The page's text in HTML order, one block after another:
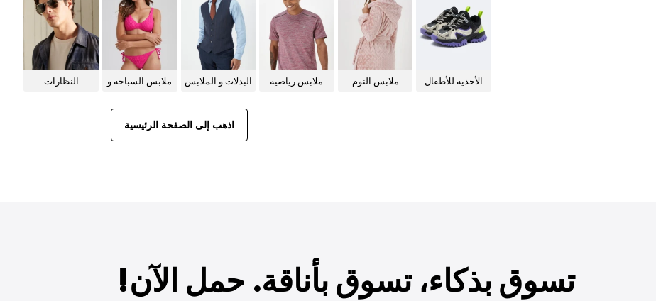
الأحذية للأطفال
ملابس النوم
ملابس رياضية
البدلات و الملابس
ملابس السباحة و
النظارات
اذهب إلى الصفحة الرئيسية
تسوق بذكاء، تسوق بأناقة. حمل الآن!